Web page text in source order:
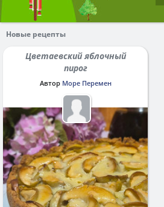
Новые рецепты
Цветаевский яблочный
пирог
Автор Море Перемен